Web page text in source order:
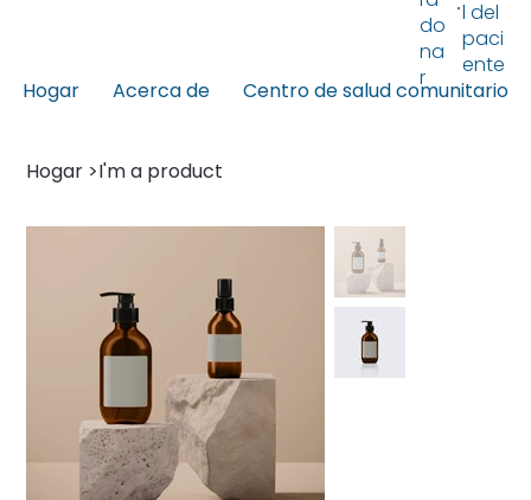
Hogar Acerca de Centro de salud comunitario
do
na
r
l del
paci
ente
Hogar >I'm a product